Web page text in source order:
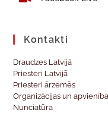
Kontakti
Draudzes Latvijā
Priesteri Latvijā
Priesteri ārzemēs
Organizācijas un
Nunciatūra